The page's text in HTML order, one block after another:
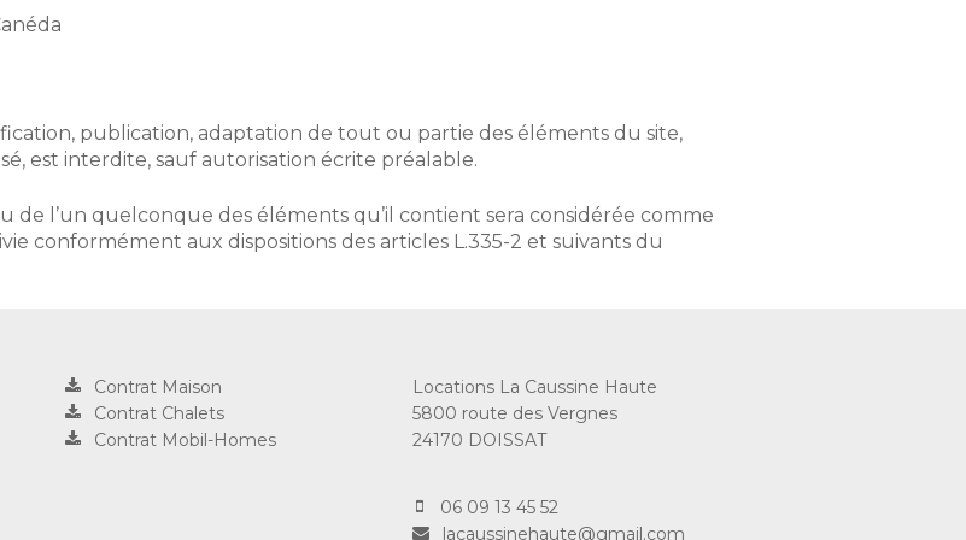
publication, adaptation de tout ou partie des éléments du site,
est interdite, sauf autorisation écrite préalable.
de l’un quelconque des éléments qu’il contient sera considérée comme
conformément aux dispositions des articles L.335-2 et suivants du
Contrat Maison
Contrat Chalets
Contrat Mobil-Homes
Locations La Caussine Haute
5800 route des Vergnes
24170 DOISSAT
06 09 13 45 52
lacaussinehaute@gmail.com